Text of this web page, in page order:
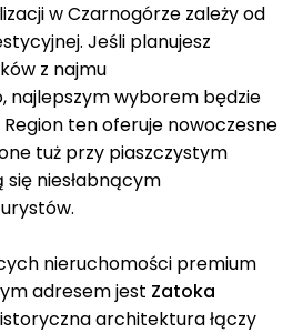
w Czarnogórze zależy od
Jeśli planujesz
z najmu
najlepszym wyborem będzie
Region ten oferuje nowoczesne
tuż przy piaszczystym
niesłabnącym
nieruchomości premium
adresem jest Zatoka
architektura łączy